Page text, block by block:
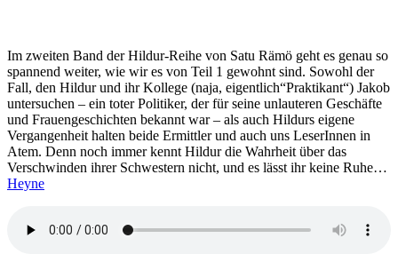
Im zweiten Band der Hildur-Reihe von Satu Rämö geht es genau so
spannend weiter, wie wir es von Teil 1 gewohnt sind. Sowohl der
Fall, den Hildur und ihr Kollege (naja, eigentlich“Praktikant“) Jakob
untersuchen – ein toter Politiker, der für seine unlauteren Geschäfte
und Frauengeschichten bekannt war – als auch Hildurs eigene
Vergangenheit halten beide Ermittler und auch uns LeserInnen in
Atem. Denn noch immer kennt Hildur die Wahrheit über das
Verschwinden ihrer Schwestern nicht, und es lässt ihr keine Ruhe…
Heyne